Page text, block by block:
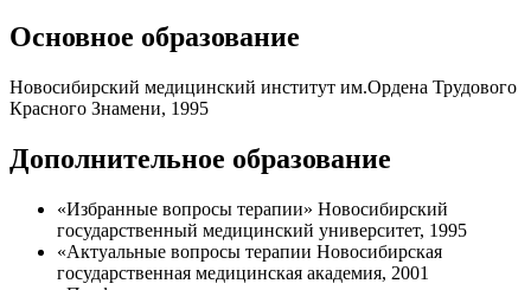
Основное образование
Новосибирский медицинский институт им.Ордена Трудового
Красного Знамени, 1995
Дополнительное образование
«Избранные вопросы терапии» Новосибирский
государственный медицинский университет, 1995
«Актуальные вопросы терапии Новосибирская
государственная медицинская академия, 2001